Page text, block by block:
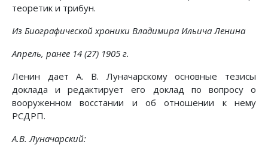
теоретик и трибун.
Из Биографической хроники Владимира Ильича Ленина
Апрель, ранее 14 (27) 1905 г.
Ленин дает А. В. Луначарскому основные тезисы
доклада и редактирует его доклад по вопросу о
вооруженном восстании и об отношении к нему
РСДРП.
А.В. Луначарский: